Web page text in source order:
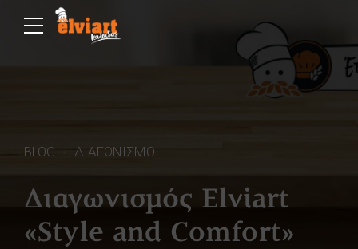
BLOG ΔΙΑΓΩΝΙΣΜΟΙ
Διαγωνισμός Elviart
«Style and Comfort»